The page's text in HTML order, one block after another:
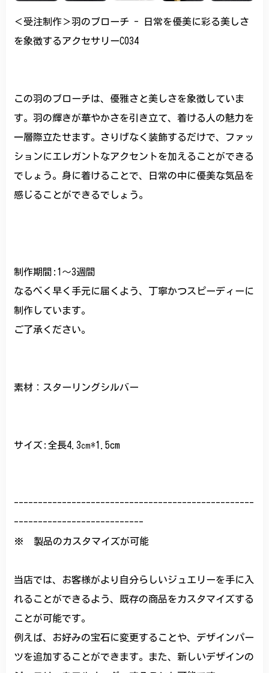
＜受注制作＞羽のブローチ - 日常を優美に彩る美しさ
を象徴するアクセサリーC034
この羽のブローチは、優雅さと美しさを象徴していま
す。羽の輝きが華やかさを引き立て、着ける人の魅力を
一層際立たせます。さりげなく装飾するだけで、ファッ
ションにエレガントなアクセントを加えることができる
でしょう。身に着けることで、日常の中に優美な気品を
感じることができるでしょう。
制作期間:1〜3週間
なるべく早く手元に届くよう、丁寧かつスピーディーに
制作しています。
ご了承ください。
素材：スターリングシルバー
サイズ:全長4.3㎝*1.5cm
--------------------------------------------------
---------------------------
※ 製品のカスタマイズが可能
当店では、お客様がより自分らしいジュエリーを手に入
れることができるよう、既存の商品をカスタマイズする
ことが可能です。
例えば、お好みの宝石に変更することや、デザインパー
ツを追加することができます。また、新しいデザインの